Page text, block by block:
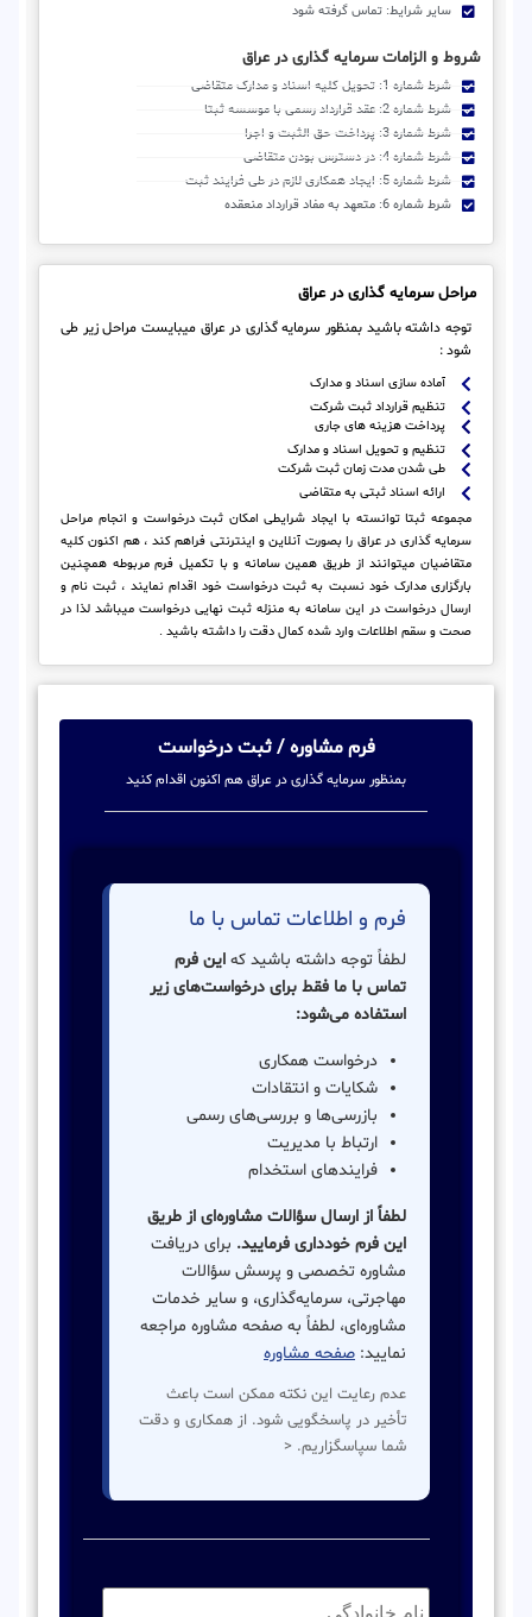
سایر شرایط: تماس گرفته شود
شروط و الزامات سرمایه گذاری در عراق
شرط شماره 1: تحویل کلیه اسناد و مدارک متقاضی
شرط شماره 2: عقد قرارداد رسمی با موسسه ثبتا
شرط شماره 3: پرداخت حق الثبت و اجرا
شرط شماره 4: در دسترس بودن متقاضی
شرط شماره 5: ایجاد همکاری لازم در طی فرایند ثبت
شرط شماره 6: متعهد به مفاد قرارداد منعقده
مراحل سرمایه گذاری در عراق
توجه داشته باشید بمنظور سرمایه گذاری در عراق میبایست مراحل زیر طی
شود :
آماده سازی اسناد و مدارک
تنظیم قرارداد ثبت شرکت
پرداخت هزینه های جاری
تنظیم و تحویل اسناد و مدارک
طی شدن مدت زمان ثبت شرکت
ارائه اسناد ثبتی به متقاضی
مجموعه ثبتا توانسته با ایجاد شرایطی امکان ثبت درخواست و انجام مراحل
سرمایه گذاری در عراق را بصورت آنلاین و اینترنتی فراهم کند ، هم اکنون کلیه
متقاضیان میتوانند از طریق همین سامانه و با تکمیل فرم مربوطه همچنین
بارگزاری مدارک خود نسبت به ثبت درخواست خود اقدام نمایند ، ثبت نام و
ارسال درخواست در این سامانه به منزله ثبت نهایی درخواست میباشد لذا در
صحت و سقم اطلاعات وارد شده کمال دقت را داشته باشید .
فرم مشاوره / ثبت درخواست
بمنظور سرمایه گذاری در عراق هم اکنون اقدام کنید
فرم و اطلاعات تماس با ما
لطفاً توجه داشته باشید که این فرم
تماس با ما فقط برای درخواست‌های زیر
استفاده می‌شود:
درخواست همکاری
شکایات و انتقادات
بازرسی‌ها و بررسی‌های رسمی
ارتباط با مدیریت
فرایندهای استخدام
لطفاً از ارسال سؤالات مشاوره‌ای از طریق
این فرم خودداری فرمایید. برای دریافت
مشاوره تخصصی و پرسش سؤالات
مهاجرتی، سرمایه‌گذاری، و سایر خدمات
مشاوره‌ای، لطفاً به صفحه مشاوره مراجعه
نمایید: صفحه مشاوره
عدم رعایت این نکته ممکن است باعث
تأخیر در پاسخگویی شود. از همکاری و دقت
شما سپاسگزاریم. <
نام
خانوادگی: *